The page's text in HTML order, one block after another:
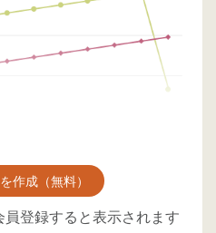
作成（無料）
登録すると表示されます